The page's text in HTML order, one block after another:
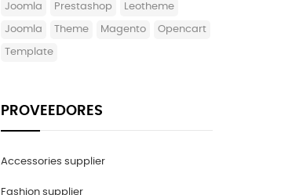
joomla prestashop leotheme
Joomla theme magento opencart
template
PROVEEDORES
Accessories supplier
Fashion supplier